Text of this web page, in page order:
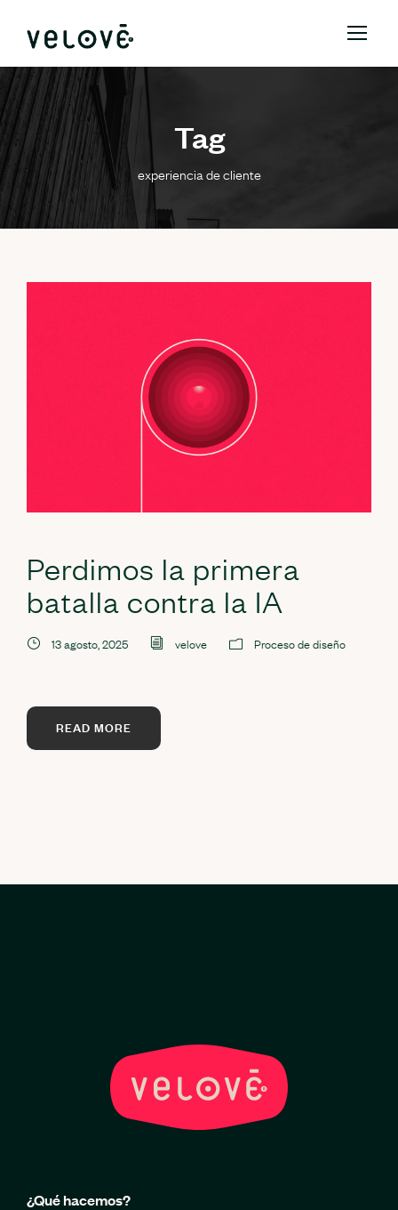
Tag
experiencia de cliente
Perdimos la primera
batalla contra la IA
13 agosto, 2025 velove Proceso de diseño
READ MORE
¿Qué hacemos?